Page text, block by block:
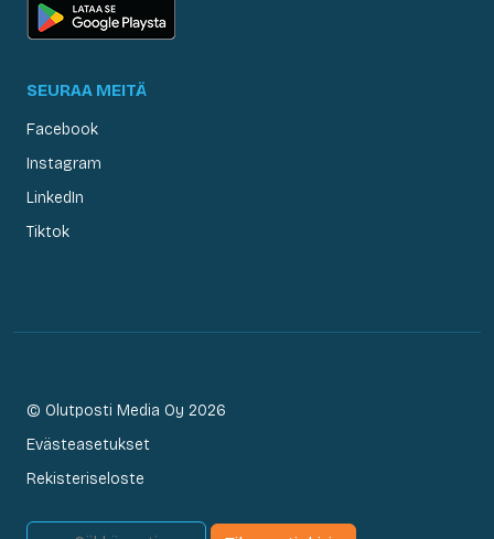
SEURAA MEITÄ
Facebook
Instagram
LinkedIn
Tiktok
© Olutposti Media Oy 2026
Evästeasetukset
Rekisteriseloste